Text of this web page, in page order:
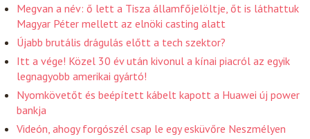
Megvan a név: ő lett a Tisza államfőjelöltje, őt is láthattuk
Magyar Péter mellett az elnöki casting alatt
Újabb brutális drágulás előtt a tech szektor?
Itt a vége! Közel 30 év után kivonul a kínai piacról az egyik
legnagyobb amerikai gyártó!
Nyomkövetőt és beépített kábelt kapott a Huawei új power
bankja
Videón, ahogy forgószél csap le egy esküvőre Neszmélyen